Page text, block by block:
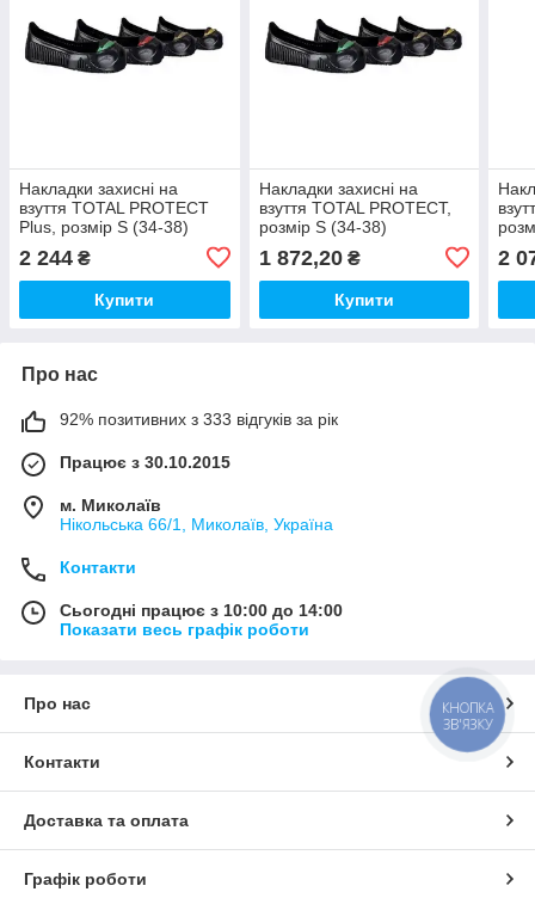
Накладки захисні на
взуття TOTAL PROTECT
Plus, розмір S (34-38)
2 244 ₴
Купити
Накладки захисні на
взуття TOTAL PROTECT,
розмір S (34-38)
1 872,20₴
Купити
2
Про нас
92% позитивних з 333 відгуків за рік
Працює з 30.10.2015
м. Миколаїв
Нікольська 66/1, Миколаїв, Україна
Контакти
Сьогодні працює з 10:00 до 14:00
Показати весь графік роботи
Про нас
Контакти
Доставка та оплата
Графік роботи
КНОПКА
ЗВ'ЯЗКУ